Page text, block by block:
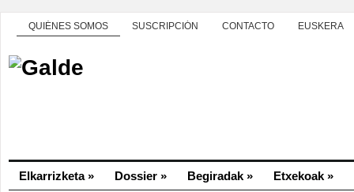
QUIÉNES SOMOS SUSCRIPCIÓN CONTACTO EUSKERA
Elkarrizketa» Dossier » Begiradak » Etxekoak »